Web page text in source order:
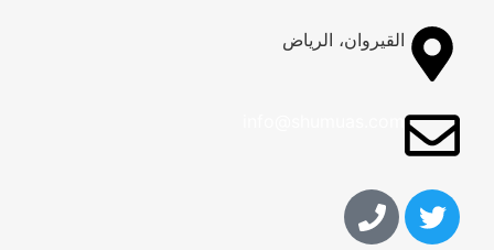
القيروان، الرياض
info@shumuas.com